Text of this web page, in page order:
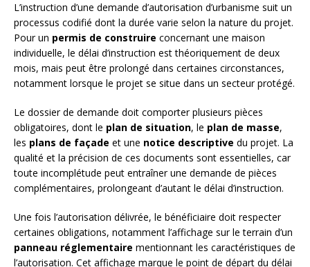
L’instruction d’une demande d’autorisation d’urbanisme suit un
processus codifié dont la durée varie selon la nature du projet.
Pour un permis de construire concernant une maison
individuelle, le délai d’instruction est théoriquement de deux
mois, mais peut être prolongé dans certaines circonstances,
notamment lorsque le projet se situe dans un secteur protégé.
Le dossier de demande doit comporter plusieurs pièces
obligatoires, dont le plan de situation, le plan de masse,
les plans de façade et une notice descriptive du projet. La
qualité et la précision de ces documents sont essentielles, car
toute incomplétude peut entraîner une demande de pièces
complémentaires, prolongeant d’autant le délai d’instruction.
Une fois l’autorisation délivrée, le bénéficiaire doit respecter
certaines obligations, notamment l’affichage sur le terrain d’un
panneau réglementaire mentionnant les caractéristiques de
l’autorisation. Cet affichage marque le point de départ du délai